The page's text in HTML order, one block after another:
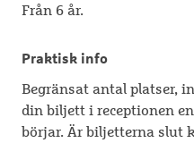
Från 6 år.
Praktisk info
Begränsat antal platser,
din biljett i receptionen
börjar. Är biljetterna slut